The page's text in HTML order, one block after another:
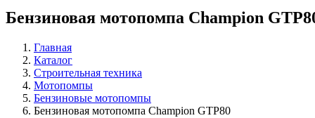
Бензиновая мотопомпа Champion
Главная
Каталог
Строительная техника
Мотопомпы
Бензиновые мотопомпы
Бензиновая мотопомпа Champion GTP80